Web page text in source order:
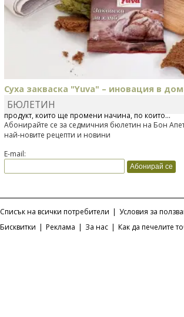
Суха закваска "Yuva" – иновация в
Отскоро Лесафр България стартира предлагането
продукт, който ще промени начина, по който...
БЮЛЕТИН
Абонирайте се за седмичния бюлетин на Бон
най-новите рецепти и новини
E-mail:
Списък на всички потребители | Условия за
Бисквитки | Реклама | За нас | Как да печелите